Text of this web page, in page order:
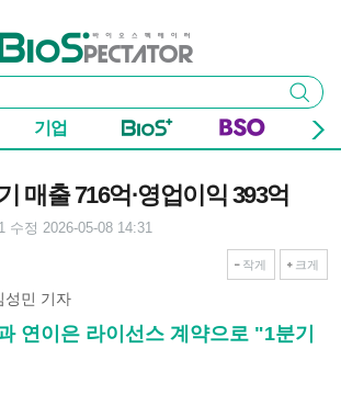
바이오스펙테이터
검색
기업
매출 716억·영업이익 393억
수정 2026-05-08 14:31
작게 크게
성민 기자
연이은 라이선스 계약으로 "1분기